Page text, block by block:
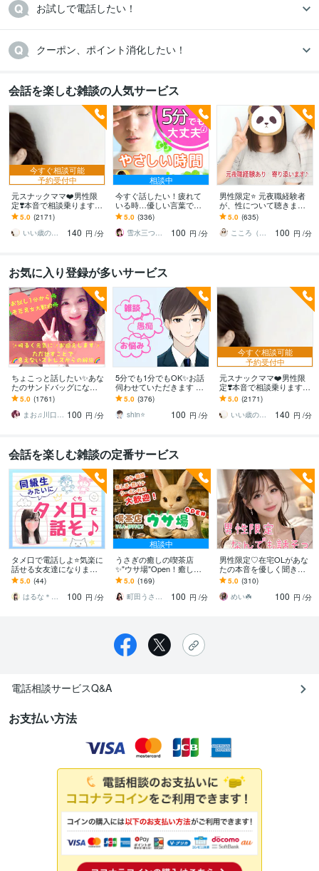
お試しで電話したい！
会話を楽しむ雑談の人気サービス
今すぐ相談可能
予約受付中
元スナックママ❤️男性限
定❣️本音で相談乗ります
私に頼ってみませんか❤️
味方になります。
5.0 (2171)
いい歳のエリー♡
140 円 /分
相談中
今すぐ話したい！疲れて
いる時…優しい言葉で話
します 何でもどうぞ✨愚
痴/恋愛♡/雑談/寂しい/モ
ヤモヤ/楽しい♪
5.0 (336)
雪水三つ葉☘️あったかコミュニケーション
100 円 /分
男性限定⭐️ 元夜職経験者
が、性について聴きます
性のお悩みや好きな趣
味…安心して打ち明けて
ねʕ•ᴥ•ʔ
5.0 (635)
こころ（＾_＾）
100 円 /分
お気に入り登録が多いサービス
ちょこっと話したい✨あな
たのサンドバッグになり
ます 女性も大歓迎✨秘密
厳守☘️話すことでお気持
ちが晴れやかに☘️
5.0 (1761)
まお♫川口茉央♫ 100 円 /分
5分でも1分でもOK✨お話
伺わせていただきます 愚
痴・相談・雑談なんでも
お話ください♪
5.0 (376)
shin⭐️
100 円 /分
今すぐ相談可能
予約受付中
元スナックママ❤️男性限
定❣️本音で相談乗ります
私に頼ってみませんか❤️
味方になります。
5.0 (2171)
いい歳のエリー♡
140 円 /分
会話を楽しむ雑談の定番サービス
タメ口で電話しよ⭐気楽に
話せる女友達になります
すぐに仲良くなれる話し
相手♡雑談・愚痴・お悩
み・恋愛相談も◎
5.0 (44)
はるな＊お豆腐メンタルさんの味方
100 円 /分
相談中
うさぎの癒しの喫茶店
✨"ウサ場"Open！癒しま
す NG無し☺️愚痴/雑談/推
し活/恋バナなどなんでも
聞きます✨
5.0 (169)
町田うさぎ✨閃光の幸せ届け人♡怪談師⛩️
100 円 /分
男性限定♡在宅OLがあな
たの本音を優しく聞きま
す ☘️NGなし☘️安心して本
音や甘えを優しく受け止
めます
5.0 (310)
めい☘️
100 円 /分
電話相談サービスQ&A
お支払い方法